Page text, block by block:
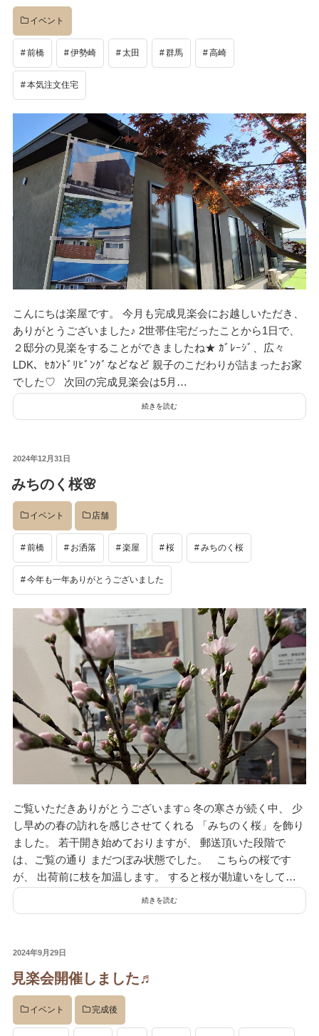
イベント
前橋 伊勢崎 太田 群馬 高崎
本気注文住宅
こんにちは楽屋です。 今月も完成見楽会にお越しいただき、
ありがとうございました♪ 2世帯住宅だったことから1日で、
２邸分の見楽をすることができましたね★ ｶﾞﾚｰｼﾞ、広々
LDK、ｾｶﾝﾄﾞﾘﾋﾞﾝｸﾞなどなど 親子のこだわりが詰まったお家
でした♡ 次回の完成見楽会は5月…
続きを読む
投
日:
2024年12月31日
みちのく桜🌸
イベント 店舗
前橋 お洒落 楽屋 桜 みちのく桜
今年も一年ありがとうございました
ご覧いただきありがとうございます⌂ 冬の寒さが続く中、 少
し早めの春の訪れを感じさせてくれる 「みちのく桜」を飾り
ました。 若干開き始めておりますが、 郵送頂いた段階で
は、ご覧の通り まだつぼみ状態でした。 こちらの桜です
が、 出荷前に枝を加温します。 すると桜が勘違いをして…
続きを読む
投
日:
2024年9月29日
見楽会開催しました♬
イベント 完成後